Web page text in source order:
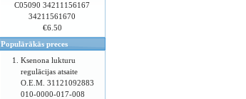
C05090 34211156167
34211561670
€6.50
Populārākās preces
Ksenona lukturu
regulācijas atsaite
O.E.M. 31121092883
010-0000-017-008